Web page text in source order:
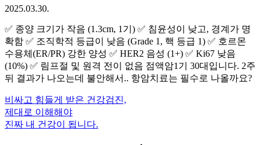
2025.03.30.
✅ 종양 크기가 작음 (1.3cm, 1기) ✅ 침윤성이 낮고, 경계가 명
확함 ✅ 조직학적 등급이 낮음 (Grade 1, 핵 등급 1) ✅ 호르몬
수용체(ER/PR) 강한 양성 ✅ HER2 음성 (1+) ✅ Ki67 낮음
(10%) ✅ 림프절 및 원격 전이 없음 점액암1기 30대입니다. 2주
뒤 결과가 나오는데 불안해서.. 항암치료는 필수로 나올까요?
비싸고 힘들게 받은 건강검진,
제대로 이해해야
진짜 내 건강이 됩니다.